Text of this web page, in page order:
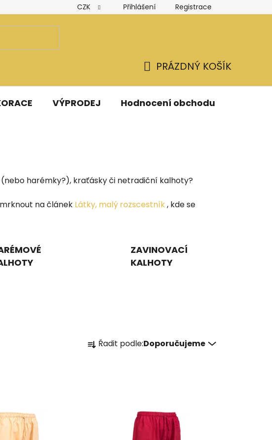
Hodnocení obchodu Obchodní podmínky
CZK Přihlášení Registrace
KOŠÍK
PRÁZDNÝ KOŠÍK
VÝPRODEJ Hodnocení obchodu
harémky?), kraťásky či netradiční kalhoty?
na článek Látky, malý rozscestník, kde se
ZAVINOVACÍ
KALHOTY
a Řadit podle:Doporučujeme